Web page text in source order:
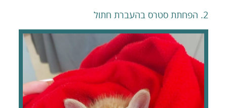
2. הפחתת סטרס בהעברת חתול